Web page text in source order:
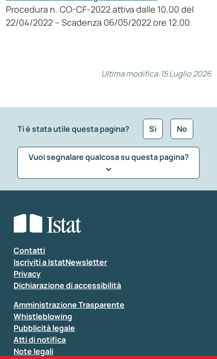
Procedura n. CO-CF-2022 attiva dalle 10.00 del
22/04/2022 – Scadenza 06/05/2022 ore 12.00
Ultima modifica:15 Luglio 2026
Ti è stata utile questa pagina? Sì No
Vuoi segnalare qualcosa su questa pagina?
Seleziona la tipologia della segnalazione
Inserisci il tuo commento
Contatti
Iscriviti a IstatNewsletter
Privacy
Dichiarazione di accessibilità
Amministrazione Trasparente
Whistleblowing
Pubblicità legale
Atti di notifica
Note legali